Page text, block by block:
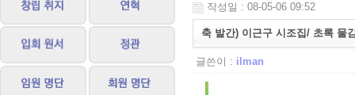
작성일 : 08-05-06 09:52
축 발간) 이근구 시조집/ 초록 물
글쓴이 : ilman